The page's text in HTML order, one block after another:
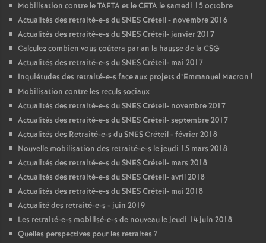
Mobilisation contre leTAFTAet leCETA le samedi 15 octobre
Actualités des retraité-e-s duSNESCréteil - novembre 2016
Actualités des retraité-e-s duSNESCréteil- janvier 2017
Calculez combien vous coûtera par an la hausse de la CSG
Actualités des retraité-e-s duSNESCréteil- mai 2017
Inquiétudes des retraité-e-s face aux projets d’Emmanuel Macron !
Mobilisation contre les reculs sociaux
Actualités des retraité-e-s duSNESCréteil- novembre 2017
Actualités des retraité-e-s duSNESCréteil- septembre 2017
Actualités des Retraité-e-s duSNESCréteil - février 2018
Nouvelle mobilisation des retraité-e-s le jeudi 15 mars 2018
Actualités des retraité-e-s duSNESCréteil- mars 2018
Actualités des retraité-e-s duSNESCréteil- avril 2018
Actualités des retraité-e-s duSNESCréteil- mai 2018
Actualité des retraité-e-s - juin 2019
Les retraité-e-s mobilisé-e-s de nouveau le jeudi 14 juin 2018
Quelles perspectives pour les retraites ?